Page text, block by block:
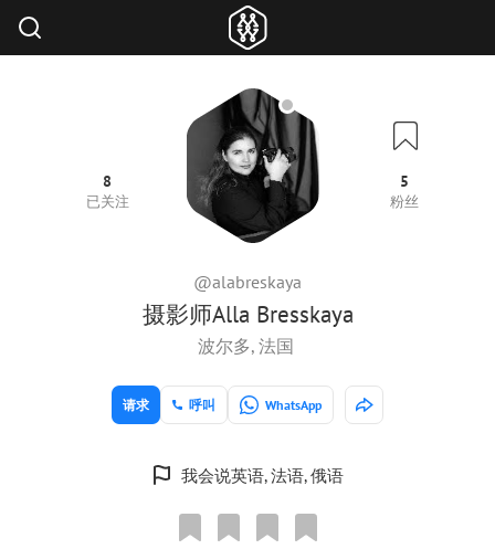
摄影师Alla Bresskaya
@alabreskaya
8
已关注
5
粉丝
波尔多, 法国
请求 呼叫 WhatsApp
我会说英语, 法语, 俄语